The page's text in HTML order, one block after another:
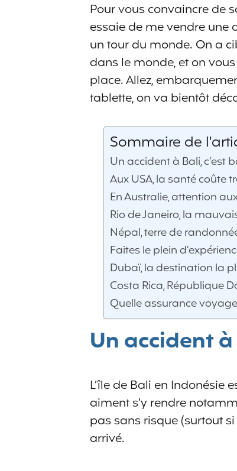
Pour vous convaincre de
essaie de me vendre une
un tour du monde. On a
dans le monde, et on
place. Allez,
tablette, on va bientôt
Sommaire de
Un accident à Bali, c’est
Aux USA, la santé coûte
En Australie, attention
Rio de Janeiro, la
Népal, terre de
Faites le plein
Dubaï, la destination la
Costa Rica, République
Quelle assurance
Un accident à
L’île de Bali en Indonésie
aiment s’y rendre
pas sans risque (surtout
arrivé.